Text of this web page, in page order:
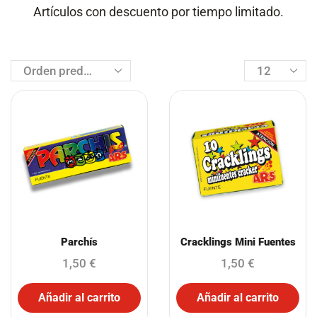
Artículos con descuento por tiempo limitado.
Parchís
1,50 €
Añadir al carrito
Cracklings Mini Fuentes
1,50 €
Añadir al carrito